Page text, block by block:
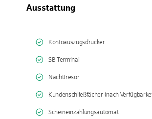
Ausstattung
Kontoauszugsdrucker
SB-Terminal
Nachttresor
Kundenschließfächer (nach
Scheineinzahlungsautomat